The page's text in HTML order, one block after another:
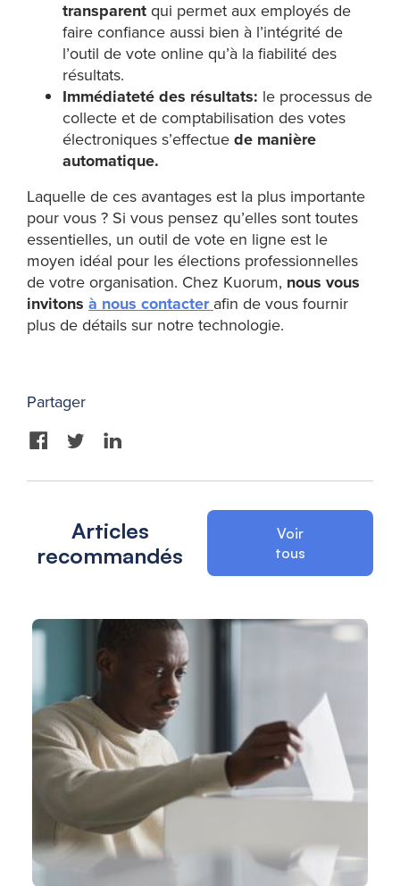
transparentqui permet aux employés de
faire confiance aussi bien à l’intégrité de
l’outil de vote online qu’à la fiabilité des
résultats.
Immédiateté des résultats: le processus de
collecte et de comptabilisation des votes
électroniques s’effectuede manière
automatique.
Laquelle de ces avantages est la plus importante
pour vous ? Si vous pensez qu’elles sont toutes
essentielles, un outil de vote en ligne est le
moyen idéal pour les élections professionnelles
de votre organisation. Chez Kuorum, nous vous
invitons à nous contacterafin de vous fournir
plus de détails sur notre technologie.
Partager
Articles
recommandés
Voir
tous